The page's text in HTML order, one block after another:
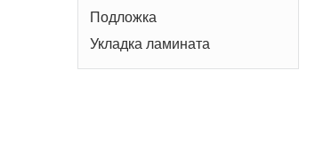
Подложка
Укладка ламината